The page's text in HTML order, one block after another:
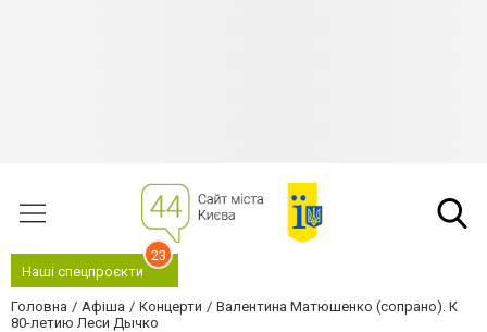
Наші спецпроєкти
23
Головна Афіша Концерти
Валентина Матюшенко (сопрано). К
80-летию Леси Дычко